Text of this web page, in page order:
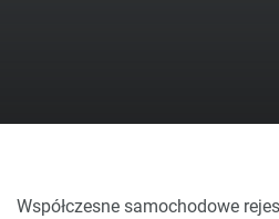
Współczesne samochodowe